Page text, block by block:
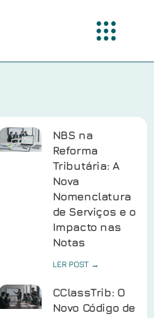
NBS na
Reforma
Tributária: A
Nova
Nomenclatura
de Serviços e o
Impacto nas
Notas
LER POST →
CClassTrib: O
Novo Código de